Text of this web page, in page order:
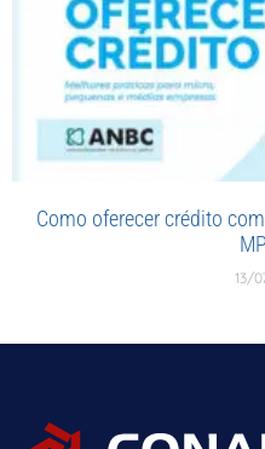
Como oferecer crédito
13/